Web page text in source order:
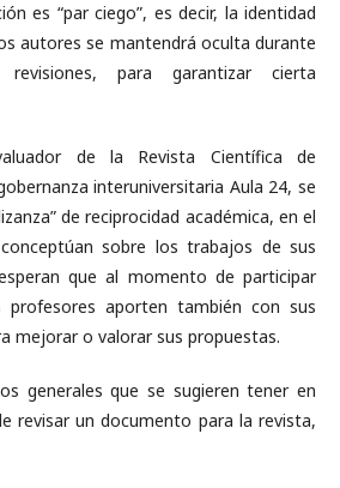
es “par ciego”, es decir, la identidad
autores se mantendrá oculta durante
para garantizar cierta
de la Revista Científica de
interuniversitaria Aula 24, se
de reciprocidad académica, en el
sobre los trabajos de sus
que al momento de participar
aporten también con sus
mejorar o valorar sus propuestas.
generales que se sugieren tener en
revisar un documento para la revista,